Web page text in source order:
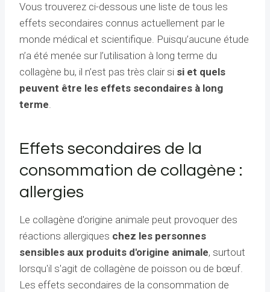
Vous trouverez ci-dessous une liste de tous les
effets secondaires connus actuellement par le
monde médical et scientifique. Puisqu’aucune étude
n’a été menée sur l’utilisation à long terme du
collagène bu, il n’est pas très clair si si et quels
peuvent être les effets secondaires à long
terme.
Effets secondaires de la
consommation de collagène :
allergies
Le collagène d'origine animale peut provoquer des
réactions allergiques chez les personnes
sensibles aux produits d'origine animale, surtout
lorsqu'il s'agit de collagène de poisson ou de bœuf.
Les effets secondaires de la consommation de